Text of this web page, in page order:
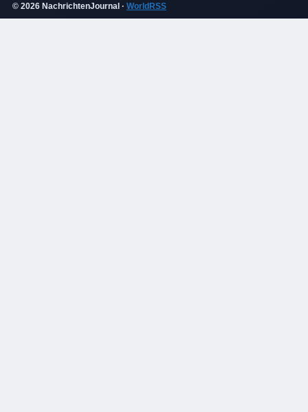
© 2026 NachrichtenJournal · WorldRSS